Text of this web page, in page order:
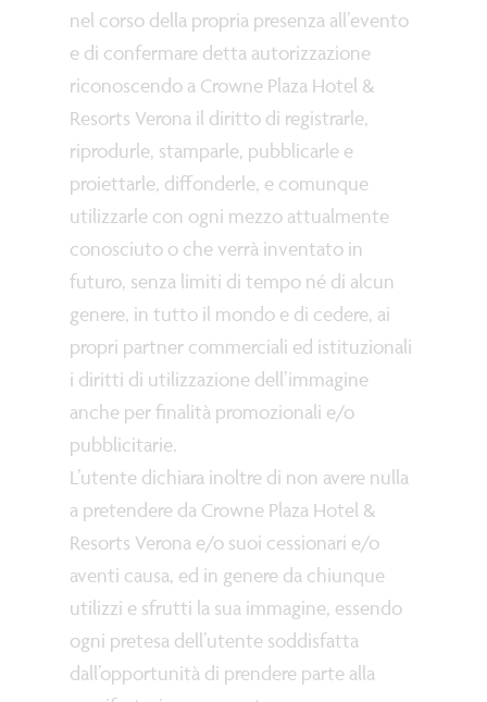
nel corso della propria presenza all’evento
e di confermare detta autorizzazione
riconoscendo a Crowne Plaza Hotel &
Resorts Verona il diritto di registrarle,
riprodurle, stamparle, pubblicarle e
proiettarle, diffonderle, e comunque
utilizzarle con ogni mezzo attualmente
conosciuto o che verrà inventato in
futuro, senza limiti di tempo né di alcun
genere, in tutto il mondo e di cedere, ai
propri partner commerciali ed istituzionali
i diritti di utilizzazione dell’immagine
anche per finalità promozionali e/o
pubblicitarie.
L’utente dichiara inoltre di non avere nulla
a pretendere da Crowne Plaza Hotel &
Resorts Verona e/o suoi cessionari e/o
aventi causa, ed in genere da chiunque
utilizzi e sfrutti la sua immagine, essendo
ogni pretesa dell’utente soddisfatta
dall’opportunità di prendere parte alla